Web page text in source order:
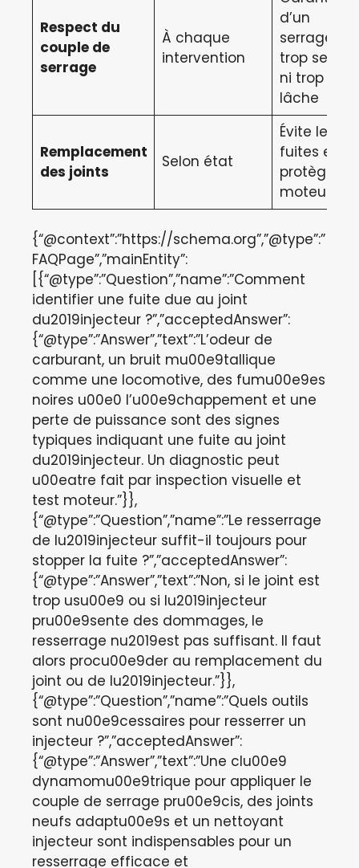
Respect du
couple de
serrage
À chaque
intervention
d’un
serrage ni
trop serré,
ni trop
lâche
Remplacement
des joints
Selon état
Évite les
fuites et
protège le
moteur
{“@context”:”https://schema.org”,”@type”:”
FAQPage”,”mainEntity”:
[{“@type”:”Question”,”name”:”Comment
identifier une fuite due au joint
du2019injecteur ?”,”acceptedAnswer”:
{“@type”:”Answer”,”text”:”L’odeur de
carburant, un bruit mu00e9tallique
comme une locomotive, des fumu00e9es
noires u00e0 l’u00e9chappement et une
perte de puissance sont des signes
typiques indiquant une fuite au joint
du2019injecteur. Un diagnostic peut
u00eatre fait par inspection visuelle et
test moteur.”}},
{“@type”:”Question”,”name”:”Le resserrage
de lu2019injecteur suffit-il toujours pour
stopper la fuite ?”,”acceptedAnswer”:
{“@type”:”Answer”,”text”:”Non, si le joint est
trop usu00e9 ou si lu2019injecteur
pru00e9sente des dommages, le
resserrage nu2019est pas suffisant. Il faut
alors procu00e9der au remplacement du
joint ou de lu2019injecteur.”}},
{“@type”:”Question”,”name”:”Quels outils
sont nu00e9cessaires pour resserrer un
injecteur ?”,”acceptedAnswer”:
{“@type”:”Answer”,”text”:”Une clu00e9
dynamomu00e9trique pour appliquer le
couple de serrage pru00e9cis, des joints
neufs adaptu00e9s et un nettoyant
injecteur sont indispensables pour un
resserrage efficace et